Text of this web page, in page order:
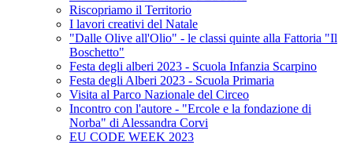
Riscopriamo il Territorio
I lavori creativi del Natale
"Dalle Olive all'Olio" - le classi quinte alla Fattoria "Il
Boschetto"
Festa degli alberi 2023 - Scuola Infanzia Scarpino
Festa degli Alberi 2023 - Scuola Primaria
Visita al Parco Nazionale del Circeo
Incontro con l'autore - "Ercole e la fondazione di
Norba" di Alessandra Corvi
EU CODE WEEK 2023